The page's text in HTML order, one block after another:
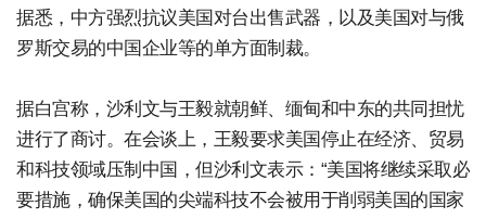
据悉，中方强烈抗议美国对台出售武器，以及美国对与俄
罗斯交易的中国企业等的单方面制裁。
据白宫称，沙利文与王毅就朝鲜、缅甸和中东的共同担忧
进行了商讨。在会谈上，王毅要求美国停止在经济、贸易
和科技领域压制中国，但沙利文表示：“美国将继续采取必
要措施，确保美国的尖端科技不会被用于削弱美国的国家